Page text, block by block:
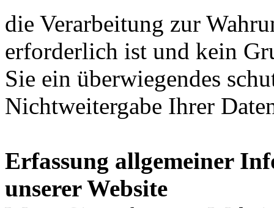
die Verarbeitung zur
erforderlich ist und kein
Sie ein überwiegendes
Nichtweitergabe Ihrer
Erfassung allgemeiner
unserer Website